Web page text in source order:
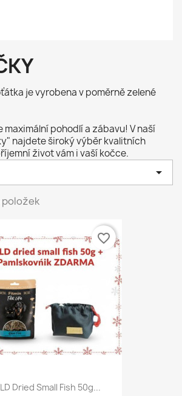
je vyrobena v poměrně zelené
maximální pohodlí a zábavu! V naší
najdete široký výběr kvalitních
život vám i vaší kočce.

položek
Dried Small Fish 50g...
favorite_border